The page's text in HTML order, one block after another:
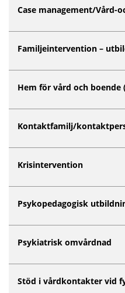
Case management/Vård-
Familjeintervention –
Hem för vård och boende
Kontaktfamilj/
Krisintervention
Psykopedagogisk
Psykiatrisk omvårdnad
Stöd i vårdkontakter vid